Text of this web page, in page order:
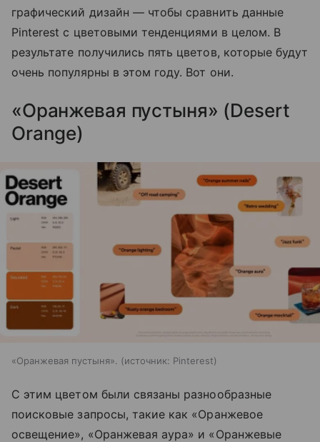
графический дизайн — чтобы сравнить данные
Pinterest с цветовыми тенденциями в целом. В
результате получились пять цветов, которые будут
очень популярны в этом году. Вот они.
«Оранжевая пустыня» (Desert
Orange)
«Оранжевая пустыня». источник: Pinterest
С этим цветом были связаны разнообразные
поисковые запросы, такие как «Оранжевое
освещение», «Оранжевая аура» и «Оранжевые